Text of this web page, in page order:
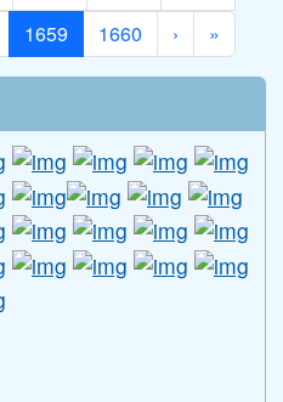
市立國民中小學主任聘
告)
轉知所屬上網學習 (訪客/
大學104學年度第2學期
章(訪客 / 436 /人事室公告)